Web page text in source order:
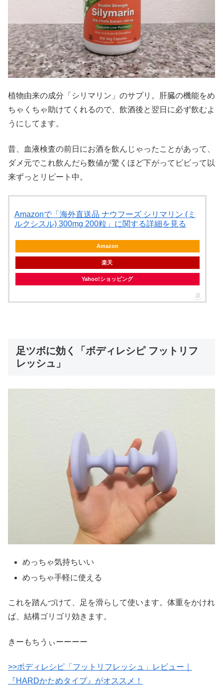
植物由来の成分「シリマリン」のサプリ。肝臓の機能をめ
ちゃくちゃ助けてくれるので、飲酒後と翌日に必ず飲むよ
うにしてます。
昔、血液検査の前日にお酒を飲んじゃったことがあって、
ダメ元でこれ飲んだら数値が驚くほど下がってビビって以
来ずっとリピート中。
Amazonで「海外直送品 ナウフーズ シリマリン (ミ
ルクシスル) 300mg 200粒」に関する詳細を見る
Amazon
楽天
Yahoo!ショッピング
足ツボに効く「ボディレシピ フットリフ
レッシュ」
めっちゃ気持ちいい
めっちゃ手軽に使える
これを踏んづけて、足を滑らして使います。体重をかけれ
ば、結構ゴリゴリ効きます。
きーもちうぃーーーー
>>ボディレシピ「フットリフレッシュ」レビュー｜
『HARDかためタイプ』がオススメ！